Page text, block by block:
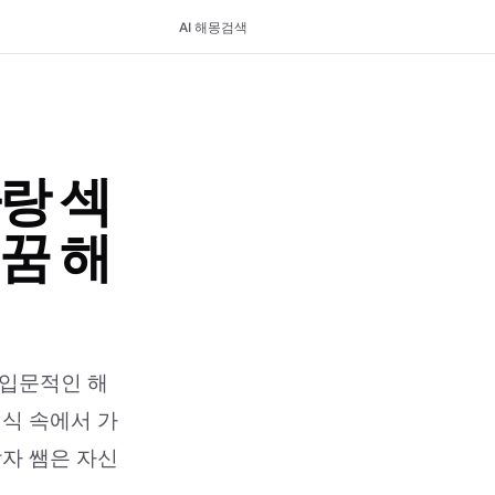
AI 해몽검색
섹
해
문적인 해
속에서 가
쌤은 자신